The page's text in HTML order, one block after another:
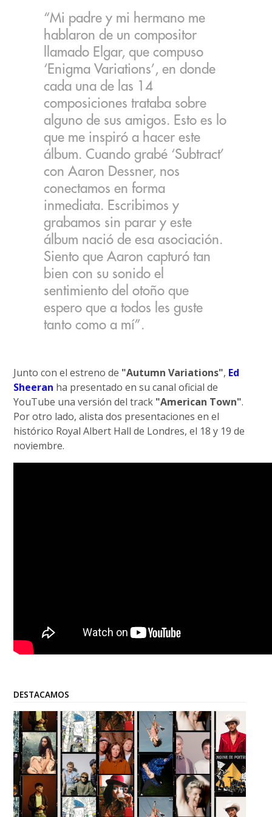
“Mi padre y mi hermano me
hablaron de un compositor
llamado Elgar, que compuso
‘Enigma Variations’, en donde
cada una de las 14
composiciones trataba sobre
alguno de sus amigos. Esto es lo
que me inspiró a hacer este
álbum. Cuando grabé ‘Subtract’
con Aaron Dessner, nos
conectamos en forma
inmediata. Escribimos y
grabamos sin parar y este
álbum nació de esa asociación.
Siento que Aaron capturó tan
bien con su sonido el
sentimiento del otoño que
espero que a todos les guste
tanto como a mí”.
Junto con el estreno de "Autumn Variations", Ed
Sheeran ha presentado en su canal oficial de
YouTube una versión del track "American Town".
Por otro lado, alista dos presentaciones en el
histórico Royal Albert Hall de Londres, el 18 y 19 de
noviembre.
DESTACAMOS